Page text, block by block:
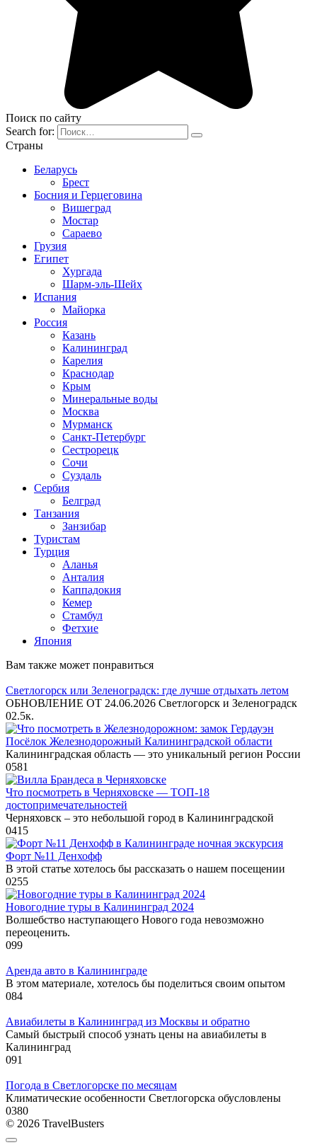
Поиск по сайту
Search for:
Страны
Беларусь
Брест
Босния и Герцеговина
Вишеград
Мостар
Сараево
Грузия
Египет
Хургада
Шарм-эль-Шейх
Испания
Майорка
Россия
Казань
Калининград
Карелия
Краснодар
Крым
Минеральные воды
Москва
Мурманск
Санкт-Петербург
Сестрорецк
Сочи
Суздаль
Сербия
Белград
Танзания
Занзибар
Туристам
Турция
Аланья
Анталия
Каппадокия
Кемер
Стамбул
Фетхие
Япония
Вам также может понравиться
Светлогорск или Зеленоградск: где лучше отдыхать летом
ОБНОВЛЕНИЕ ОТ 24.06.2026 Светлогорск и Зеленоградск
02.5к.
Посёлок Железнодорожный Калининградской области
Калининградская область — это уникальный регион России
0581
Что посмотреть в Черняховске — ТОП-18
достопримечательностей
Черняховск – это небольшой город в Калининградской
0415
Форт №11 Денхофф
В этой статье хотелось бы рассказать о нашем посещении
0255
Новогодние туры в Калининград 2024
Волшебство наступающего Нового года невозможно
переоценить.
099
Аренда авто в Калининграде
В этом материале, хотелось бы поделиться своим опытом
084
Авиабилеты в Калининград из Москвы и обратно
Самый быстрый способ узнать цены на авиабилеты в
Калининград
091
Погода в Светлогорске по месяцам
Климатические особенности Светлогорска обусловлены
0380
© 2026 TravelBusters